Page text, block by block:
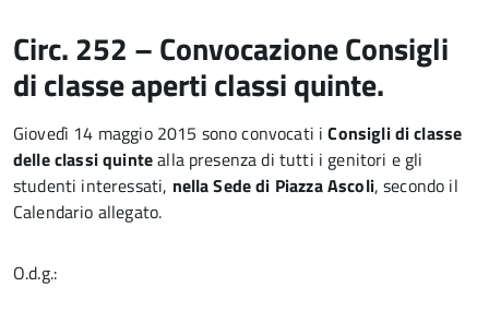
Circ. 252 – Convocazione Consigli
di classe aperti classi quinte.
Giovedì 14 maggio 2015 sono convocati iConsigli di classe
delle classi quintealla presenza di tutti i genitori e gli
studenti interessati, nella Sede di Piazza Ascoli, secondo il
Calendario allegato.
O.d.g.: